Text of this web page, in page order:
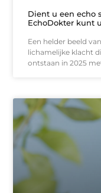
Dient u een echo
EchoDokter kunt
Een helder beeld
lichamelijke klacht
ontstaan in 2025